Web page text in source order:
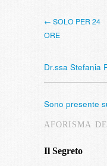
← SOLO PER 24
ORE
Dr.ssa Stefania
Sono presente
AFORISMA
Il Segreto